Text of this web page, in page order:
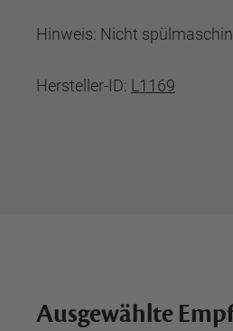
Hinweis: Nicht
Hersteller-ID: L1169
Ausgewählte